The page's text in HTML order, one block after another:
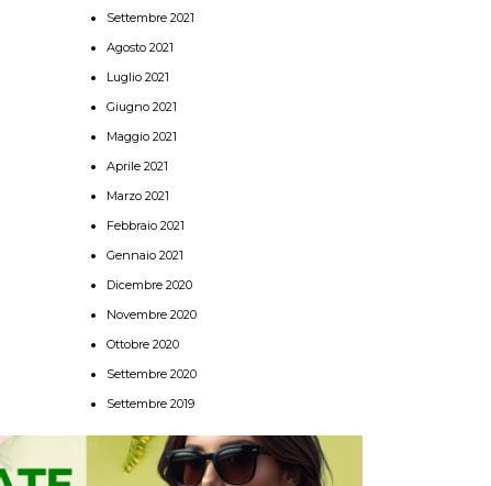
Settembre 2021
Agosto 2021
Luglio 2021
Giugno 2021
Maggio 2021
Aprile 2021
Marzo 2021
Febbraio 2021
Gennaio 2021
Dicembre 2020
Novembre 2020
Ottobre 2020
Settembre 2020
Settembre 2019